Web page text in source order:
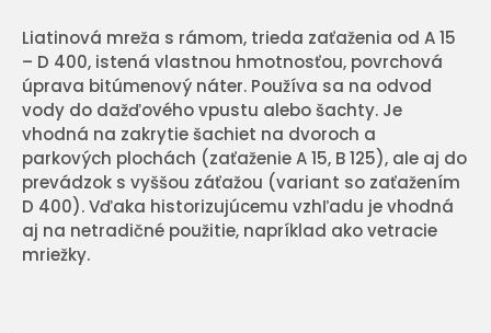
Liatinová mreža s rámom, trieda zaťaženia od A 15
– D 400, istená vlastnou hmotnosťou, povrchová
úprava bitúmenový náter. Používa sa na odvod
vody do dažďového vpustu alebo šachty. Je
vhodná na zakrytie šachiet na dvoroch a
parkových plochách (zaťaženie A 15, B 125), ale aj do
prevádzok s vyššou záťažou (variant so zaťažením
D 400). Vďaka historizujúcemu vzhľadu je vhodná
aj na netradičné použitie, napríklad ako vetracie
mriežky.